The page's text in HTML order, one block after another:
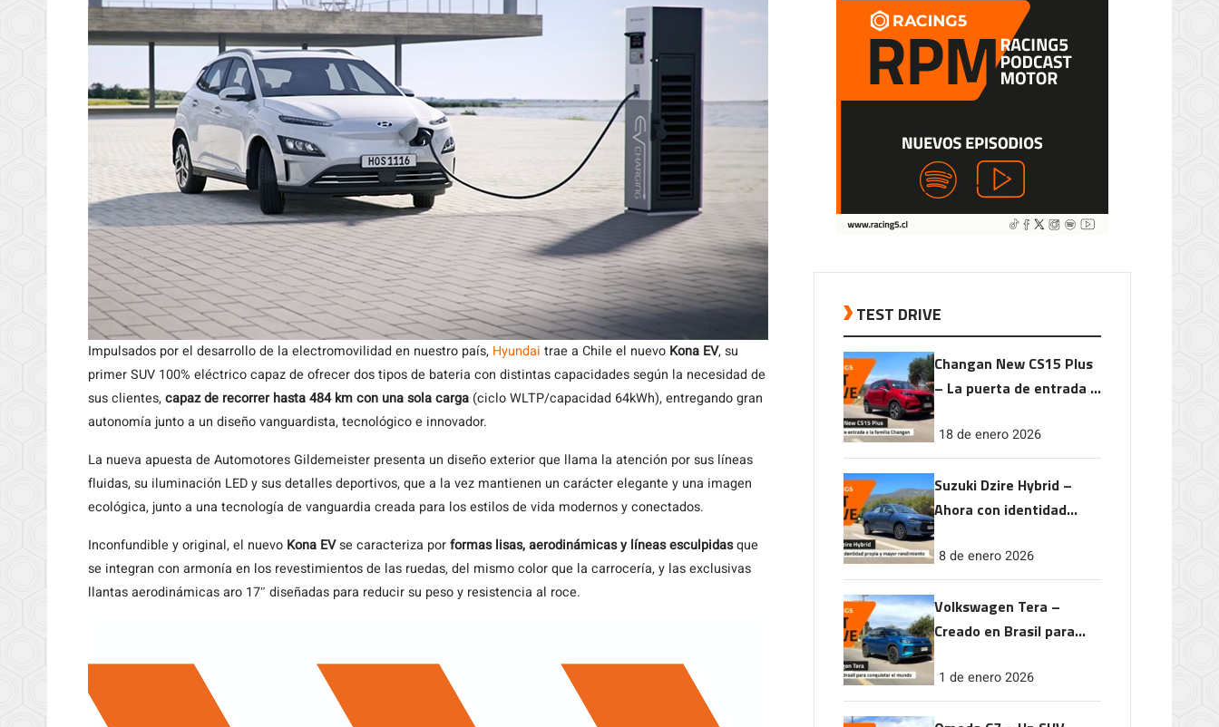
Impulsados por el desarrollo de la electromovilidad en nuestro país, Hyundai trae a Chile el nuevo Kona EV, su
primer SUV 100% eléctrico capaz de ofrecer dos tipos de bateria con distintas capacidades según la necesidad de
sus clientes,capaz de recorrer hasta 484 km con una sola carga (ciclo WLTP/capacidad 64kWh), entregando gran
autonomía junto a un diseño vanguardista, tecnológico e innovador.
La nueva apuesta de Automotores Gildemeister presenta un diseño exterior que llama la atención por sus líneas
fluidas, su iluminación LED y sus detalles deportivos, que a la vez mantienen un carácter elegante y una imagen
ecológica, junto a una tecnología de vanguardia creada para los estilos de vida modernos y conectados.
Inconfundible y original, el nuevo Kona EVse caracteriza porformas lisas, aerodinámicas y líneas esculpidasque
se integran con armonía en los revestimientos de las ruedas, del mismo color que la carrocería, y las exclusivas
llantas aerodinámicas aro 17″ diseñadas para reducir su peso y resistencia al roce.
TEST DRIVE
Changan New CS15 Plus
– La puerta de entrada a
18 de enero 2026
Suzuki Dzire Hybrid –
Ahora con identidad
rendimiento
8 de enero 2026
Volkswagen Tera –
Creado en Brasil para
1 de enero 2026